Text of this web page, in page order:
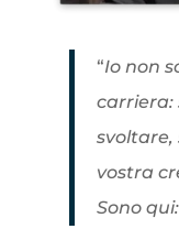
“Io non
carriera:
svoltare,
vostra
Sono